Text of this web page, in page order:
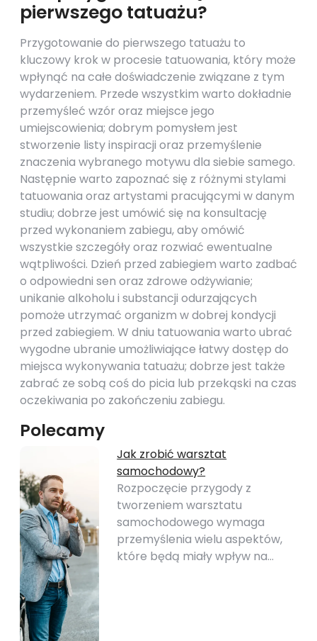
pierwszego tatuażu?
Przygotowanie do pierwszego tatuażu to
kluczowy krok w procesie tatuowania, który może
wpłynąć na całe doświadczenie związane z tym
wydarzeniem. Przede wszystkim warto dokładnie
przemyśleć wzór oraz miejsce jego
umiejscowienia; dobrym pomysłem jest
stworzenie listy inspiracji oraz przemyślenie
znaczenia wybranego motywu dla siebie samego.
Następnie warto zapoznać się z różnymi stylami
tatuowania oraz artystami pracującymi w danym
studiu; dobrze jest umówić się na konsultację
przed wykonaniem zabiegu, aby omówić
wszystkie szczegóły oraz rozwiać ewentualne
wątpliwości. Dzień przed zabiegiem warto zadbać
o odpowiedni sen oraz zdrowe odżywianie;
unikanie alkoholu i substancji odurzających
pomoże utrzymać organizm w dobrej kondycji
przed zabiegiem. W dniu tatuowania warto ubrać
wygodne ubranie umożliwiające łatwy dostęp do
miejsca wykonywania tatuażu; dobrze jest także
zabrać ze sobą coś do picia lub przekąski na czas
oczekiwania po zakończeniu zabiegu.
Polecamy
Jak zrobić warsztat
samochodowy?
Rozpoczęcie przygody z
tworzeniem warsztatu
samochodowego wymaga
przemyślenia wielu aspektów,
które będą miały wpływ na…